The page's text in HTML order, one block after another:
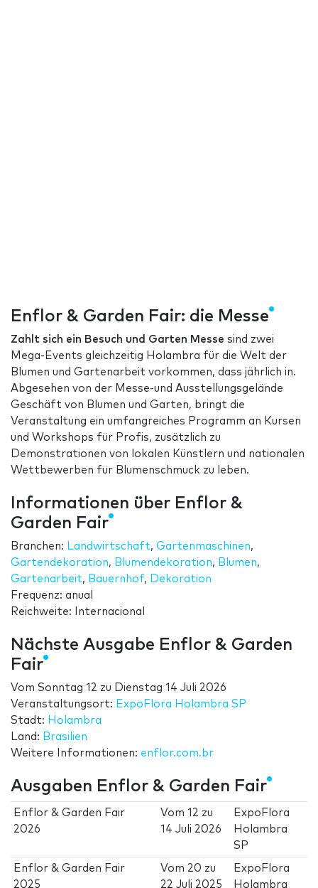
Enflor & Garden Fair: die Messe
Zahlt sich ein Besuch und Garten Messe sind zwei
Mega-Events gleichzeitig Holambra für die Welt der
Blumen und Gartenarbeit vorkommen, dass jährlich in.
Abgesehen von der Messe-und Ausstellungsgelände
Geschäft von Blumen und Garten, bringt die
Veranstaltung ein umfangreiches Programm an Kursen
und Workshops für Profis, zusätzlich zu
Demonstrationen von lokalen Künstlern und nationalen
Wettbewerben für Blumenschmuck zu leben.
Informationen über Enflor &
Garden Fair
Branchen: Landwirtschaft, Gartenmaschinen,
Gartendekoration, Blumendekoration, Blumen,
Gartenarbeit, Bauernhof, Dekoration
Frequenz: anual
Reichweite: Internacional
Nächste Ausgabe Enflor & Garden
Fair
Vom Sonntag 12 zu Dienstag 14 Juli 2026
Veranstaltungsort: ExpoFlora Holambra SP
Stadt: Holambra
Land: Brasilien
Weitere Informationen: enflor.com.br
Ausgaben Enflor & Garden Fair
Enflor & Garden Fair
2026
Vom12 zu
14 Juli 2026
ExpoFlora
Holambra
SP
Enflor & Garden Fair
2025
Vom 20 zu
22 Juli 2025
ExpoFlora
Holambra